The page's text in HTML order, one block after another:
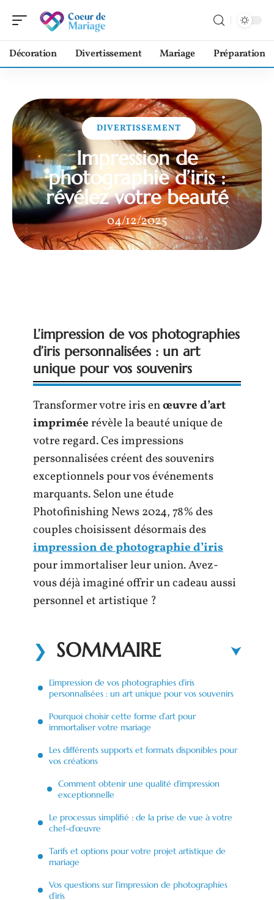
Décoration Divertissement Mariage Préparation
DIVERTISSEMENT
Impression de
photographie d’iris :
révélez votre beauté
04/12/2025
L’impression de vos photographies
d’iris personnalisées : un art
unique pour vos souvenirs
Transformer votre iris enœuvre d’art
impriméerévèle la beauté unique de
votre regard. Ces impressions
personnalisées créent des souvenirs
exceptionnels pour vos événements
marquants. Selon une étude
Photofinishing News 2024, 78% des
couples choisissent désormais des
impression de photographie d’iris
pour immortaliser leur union. Avez-
vous déjà imaginé offrir un cadeau aussi
personnel et artistique ?
SOMMAIRE
L’impression de vos photographies d’iris
personnalisées : un art unique pour vos souvenirs
Pourquoi choisir cette forme d’art pour
immortaliser votre mariage
Les différents supports et formats disponibles pour
vos créations
Comment obtenir une qualité d’impression
exceptionnelle
Le processus simplifié : de la prise de vue à votre
chef-d’œuvre
Tarifs et options pour votre projet artistique de
mariage
Vos questions sur l’impression de photographies
d’iris